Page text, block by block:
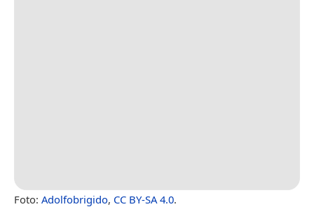
Foto: Adolfobrigido, CC BY-SA 4.0.